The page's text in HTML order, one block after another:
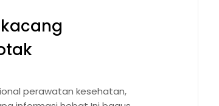
perawatan kesehatan,